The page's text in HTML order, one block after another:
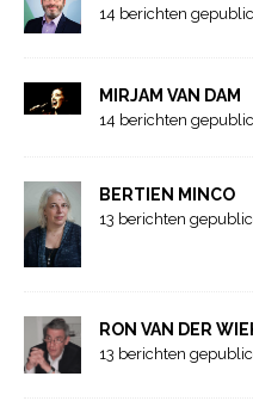
14 berichten
MIRJAM VAN DAM
14 berichten
BERTIEN MINCO
13 berichten
RON VAN DER
13 berichten